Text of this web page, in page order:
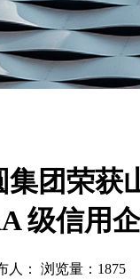
集团荣获
级信用
人： 浏览量：1875